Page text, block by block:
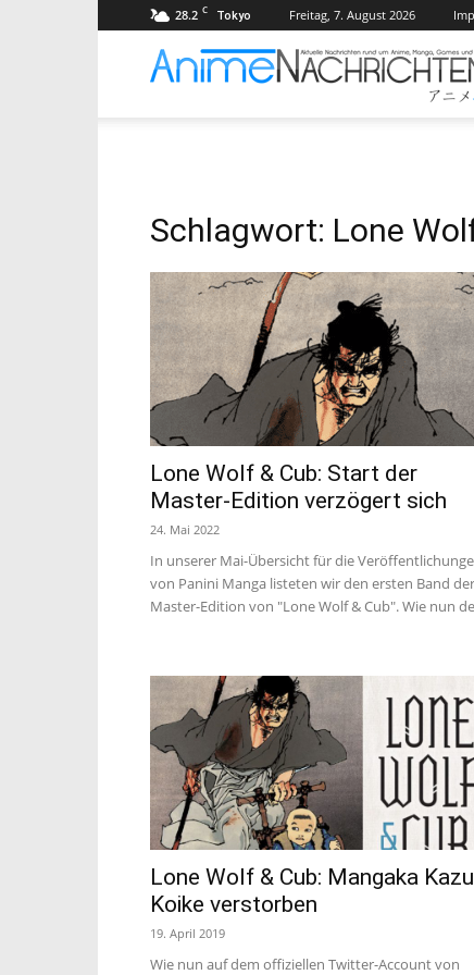
28.2 C Tokyo Freitag, 7. August 2026
Schlagwort: Lone
Lone Wolf & Cub: Start der
Master-Edition verzögert sich
24. Mai 2022
In unserer Mai-Übersicht für die
von Panini Manga listeten wir den ersten Band der
Master-Edition von "Lone Wolf & Cub". Wie nun
Lone Wolf & Cub: Mangaka
Koike verstorben
19. April 2019
Wie nun auf dem offiziellen Twitter-Account von